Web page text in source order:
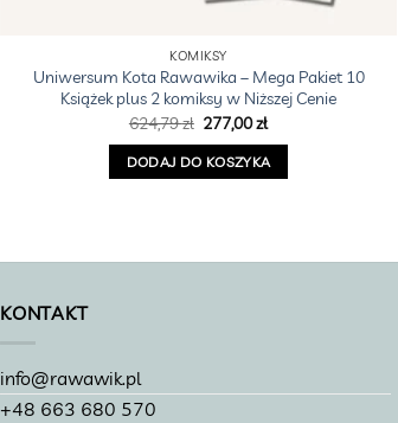
KOMIKSY
Uniwersum Kota Rawawika – Mega Pakiet 10
Książek plus 2 komiksy w Niższej Cenie
624,79zł Pierwotna
cena
wynosiła:
624,79 zł.
277,00złAktualna
wynosi:
277,00 zł.
DODAJ DO KOSZYKA
KONTAKT
info@rawawik.pl
+48 663 680 570